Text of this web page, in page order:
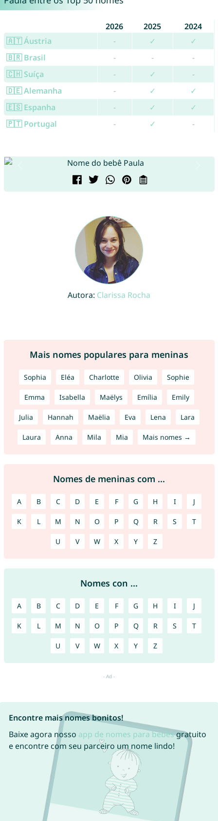
2026 2025
2024
🇦🇹 Áustria
- ✓
✓
🇧🇷 Brasil
- -
-
🇨🇭 Suíça
- ✓
-
🇩🇪 Alemanha
- ✓
✓
🇪🇸 Espanha
- ✓
✓
🇵🇹 Portugal
- ✓ -
Autora: Clarissa Rocha
Mais nomes populares para meninas
Sophia Eléa Charlotte Olivia Sophie
Emma Isabella Maëlys Emília Emily
Julia Hannah Maëlia Eva Lena Lara
Laura Anna Mila Mia Mais nomes →
Nomes de meninas com ...
A B C D E F G H I J
K L M N O P Q R S T
U V W X Y Z
Nomes con ...
A B C D E F G H I J
K L M N O P Q R S T
U V W X Y Z
Encontre mais nomes bonitos!
Baixe agora nosso app de nomes para bebêsgratuito
e encontre com seu parceiro um nome lindo!